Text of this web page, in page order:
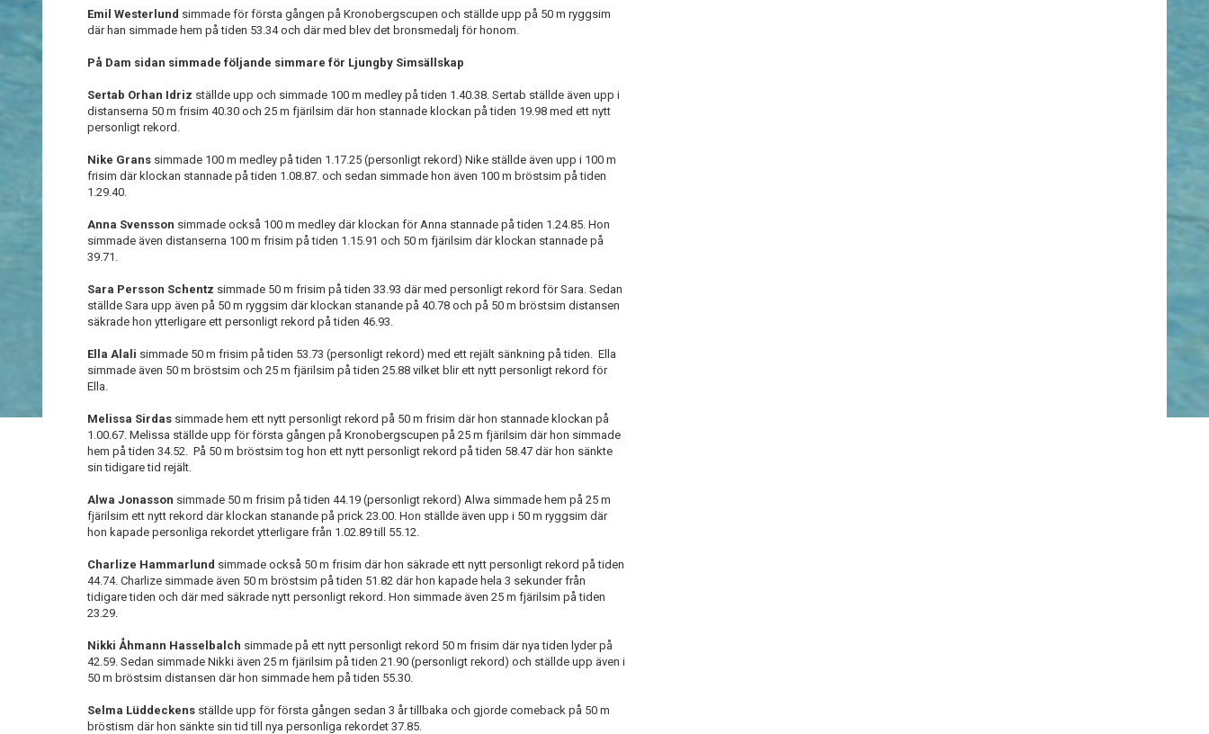
Emil Westerlund simmade för första gången på Kronobergscupen och ställde upp på 50 m ryggsim
där han simmade hem på tiden 53.34 och där med blev det bronsmedalj för honom.
På Dam sidan simmade följande simmare för Ljungby Simsällskap
Sertab Orhan Idriz ställde upp och simmade 100 m medley på tiden 1.40.38. Sertab ställde även upp i
distanserna 50 m frisim 40.30 och 25 m fjärilsim där hon stannade klockan på tiden 19.98 med ett nytt
personligt rekord.
Nike Grans simmade 100 m medley på tiden 1.17.25 (personligt rekord) Nike ställde även upp i 100 m
frisim där klockan stannade på tiden 1.08.87. och sedan simmade hon även 100 m bröstsim på tiden
1.29.40.
Anna Svensson simmade också 100 m medley där klockan för Anna stannade på tiden 1.24.85. Hon
simmade även distanserna 100 m frisim på tiden 1.15.91 och 50 m fjärilsim där klockan stannade på
39.71.
Sara Persson Schentz simmade 50 m frisim på tiden 33.93 där med personligt rekord för Sara. Sedan
ställde Sara upp även på 50 m ryggsim där klockan stanande på 40.78 och på 50 m bröstsim distansen
säkrade hon ytterligare ett personligt rekord på tiden 46.93.
Ella Alali simmade 50 m frisim på tiden 53.73 (personligt rekord) med ett rejält sänkning på tiden. Ella
simmade även 50 m bröstsim och 25 m fjärilsim på tiden 25.88 vilket blir ett nytt personligt rekord för
Ella.
Melissa Sirdas simmade hem ett nytt personligt rekord på 50 m frisim där hon stannade klockan på
1.00.67. Melissa ställde upp för första gången på Kronobergscupen på 25 m fjärilsim där hon simmade
hem på tiden 34.52. På 50 m bröstsim tog hon ett nytt personligt rekord på tiden 58.47 där hon sänkte
sin tidigare tid rejält.
Alwa Jonasson simmade 50 m frisim på tiden 44.19 (personligt rekord) Alwa simmade hem på 25 m
fjärilsim ett nytt rekord där klockan stanande på prick 23.00. Hon ställde även upp i 50 m ryggsim där
hon kapade personliga rekordet ytterligare från 1.02.89 till 55.12.
Charlize Hammarlund simmade också 50 m frisim där hon säkrade ett nytt personligt rekord på tiden
44.74. Charlize simmade även 50 m bröstsim på tiden 51.82 där hon kapade hela 3 sekunder från
tidigare tiden och där med säkrade nytt personligt rekord. Hon simmade även 25 m fjärilsim på tiden
23.29.
Nikki Åhmann Hasselbalch simmade på ett nytt personligt rekord 50 m frisim där nya tiden lyder på
42.59. Sedan simmade Nikki även 25 m fjärilsim på tiden 21.90 (personligt rekord) och ställde upp även i
50 m bröstsim distansen där hon simmade hem på tiden 55.30.
Selma Lüddeckens ställde upp för första gången sedan 3 år tillbaka och gjorde comeback på 50 m
bröstism där hon sänkte sin tid till nya personliga rekordet 37.85.